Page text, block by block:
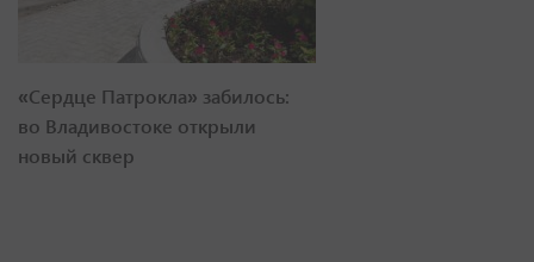
«Сердце Патрокла» забилось:
во Владивостоке открыли
новый сквер